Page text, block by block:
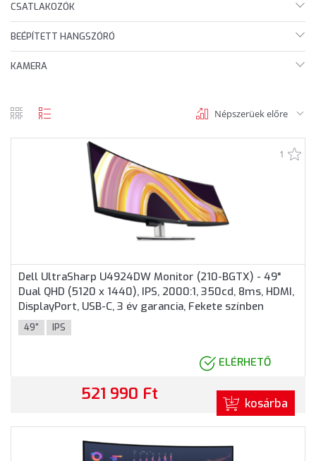
CSATLAKOZÓK
BEÉPÍTETT HANGSZÓRÓ
KAMERA
Népszerüek előre
1
Dell UltraSharp U4924DW Monitor (210-BGTX) - 49"
Dual QHD (5120 x 1440), IPS, 2000:1, 350cd, 8ms, HDMI,
DisplayPort, USB-C, 3 év garancia, Fekete színben
49" IPS
ELÉRHETŐ
521 990 Ft kosárba